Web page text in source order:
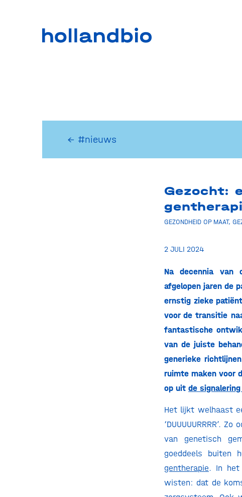
← #nieuws
Gezocht:
GEZONDHEID OP MAAT,
2 JULI 2024
Na decennia van
afgelopen jaren de
ernstig zieke
voor de transitie
fantastische
van de juiste
generieke
ruimte maken voor
op uit de signalering
Het lijkt welhaast
‘DUUUUURRRR’.
van genetisch
goeddeels buiten
gentherapie. In het
wisten: dat de